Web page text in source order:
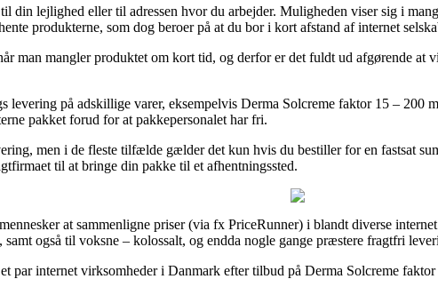
din lejlighed eller til adressen hvor du arbejder. Muligheden viser sig i
produkterne, som dog beroer på at du bor i kort afstand af internet
man mangler produktet om kort tid, og derfor er det fuldt ud afgørende at
levering på adskillige varer, eksempelvis Derma Solcreme faktor 15 –
pakket forud for at pakkepersonalet har fri.
men i de fleste tilfælde gælder det kun hvis du bestiller for en fastsat
til at bringe din pakke til et afhentningssted.
at sammenligne priser (via fx PriceRunner) i blandt diverse
også til voksne – kolossalt, og endda nogle gange præstere fragtfri
par internet virksomheder i Danmark efter tilbud på Derma Solcreme